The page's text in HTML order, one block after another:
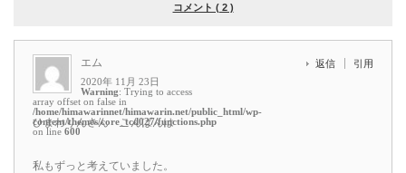
コメント ( 2 )
エム
2020年 11月 23日
Warning: Trying to access
array offset on false in
/home/himawarinnet/himawarin.net/public_html/wp-
content/themes/core_tcd027/functions.php
on line 600
返信 引用
ひまわりんさん こんばんは
私もずっと考えていました。